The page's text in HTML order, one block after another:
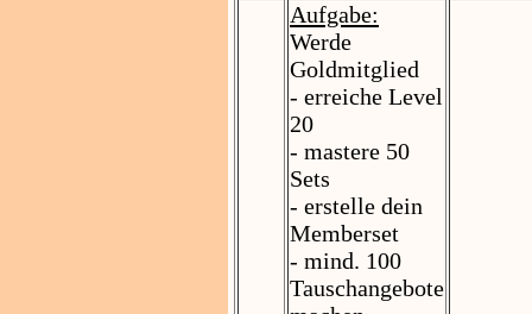
Aufgabe:
Werde
Goldmitglied
- erreiche Level
20
- mastere 50
Sets
- erstelle dein
Memberset
- mind. 100
Tauschangebote